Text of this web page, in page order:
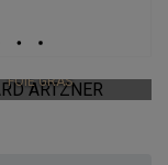
FOIE GRAS